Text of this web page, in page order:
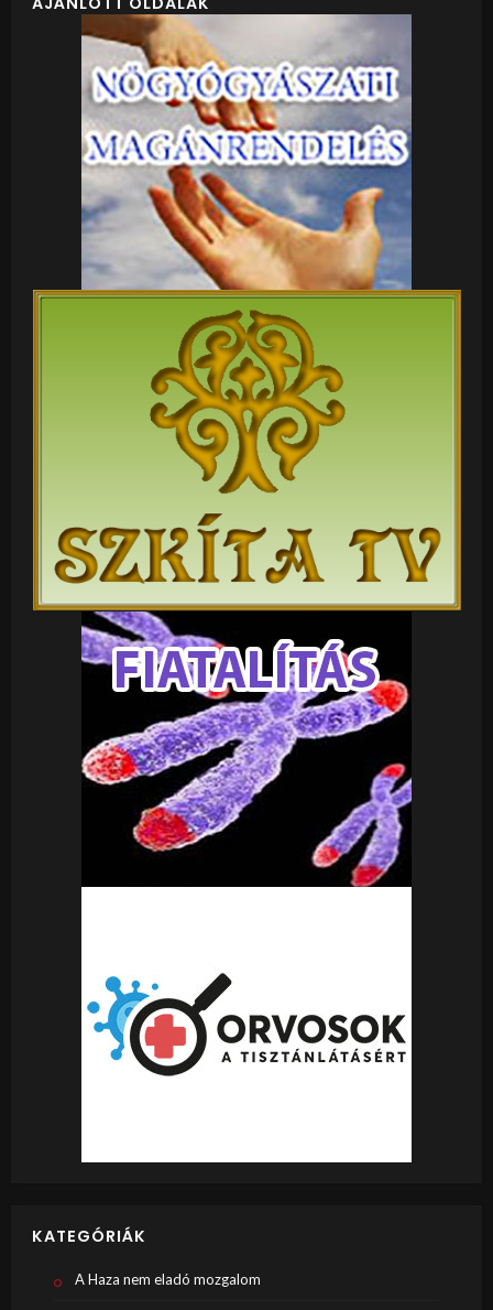
KATEGÓRIÁK
A Haza nem eladó mozgalom